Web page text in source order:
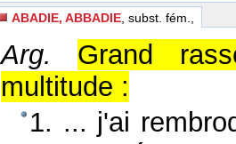
ABADIE, ABBADIE , subst. fém.,
Arg.
Grand
multitude :
1. ... j'ai